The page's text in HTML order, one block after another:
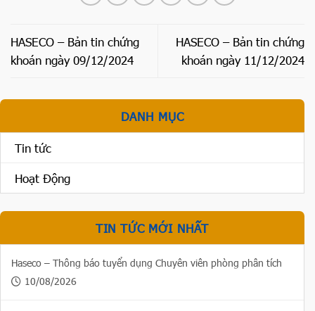
HASECO – Bản tin chứng
khoán ngày 09/12/2024
HASECO – Bản tin chứng
khoán ngày 11/12/2024
DANH MỤC
Tin tức
Hoạt Động
TIN TỨC MỚI NHẤT
Haseco – Thông báo tuyển dụng Chuyên viên phòng phân tích
10/08/2026